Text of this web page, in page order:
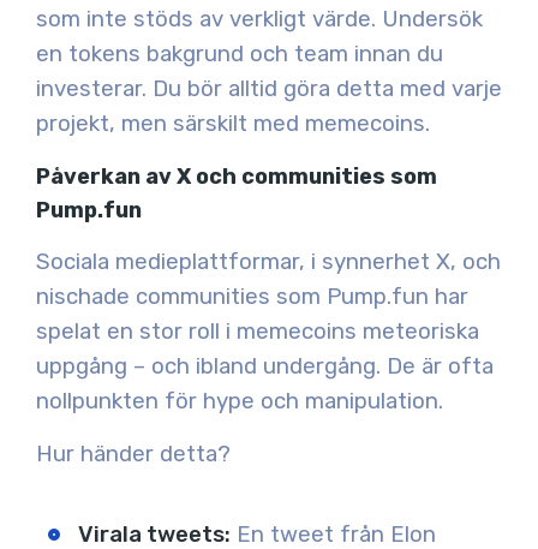
som inte stöds av verkligt värde. Undersök
en tokens bakgrund och team innan du
investerar. Du bör alltid göra detta med varje
projekt, men särskilt med memecoins.
Påverkan av X och communities som
Pump.fun
Sociala medieplattformar, i synnerhet X, och
nischade communities som Pump.fun har
spelat en stor roll i memecoins meteoriska
uppgång – och ibland undergång. De är ofta
nollpunkten för hype och manipulation.
Hur händer detta?
Virala tweets: En tweet från Elon